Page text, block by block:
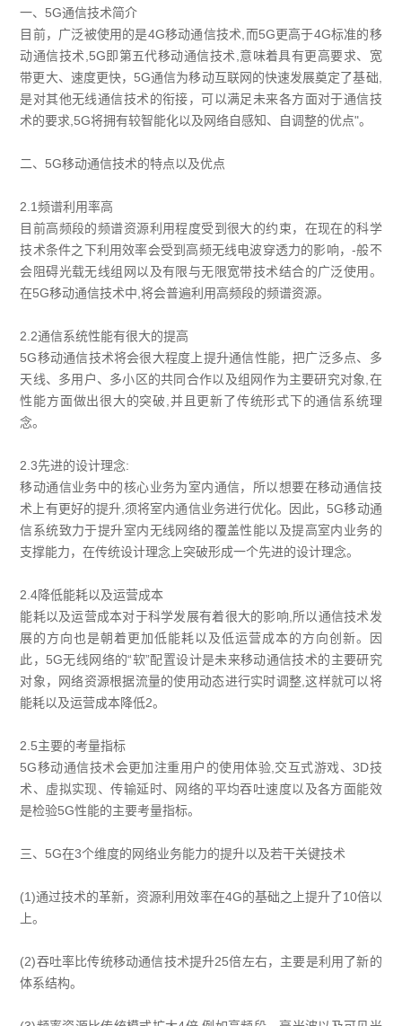
一、5G通信技术简介
目前，广泛被使用的是4G移动通信技术,而5G更高于4G标准的移
动通信技术,5G即第五代移动通信技术,意味着具有更高要求、宽
带更大、速度更快，5G通信为移动互联网的快速发展奠定了基础,
是对其他无线通信技术的衔接，可以满足未来各方面对于通信技
术的要求,5G将拥有较智能化以及网络自感知、自调整的优点"。
二、5G移动通信技术的特点以及优点
2.1频谱利用率高
目前高频段的频谱资源利用程度受到很大的约束，在现在的科学
技术条件之下利用效率会受到高频无线电波穿透力的影响，-般不
会阻碍光载无线组网以及有限与无限宽带技术结合的广泛使用。
在5G移动通信技术中,将会普遍利用高频段的频谱资源。
2.2通信系统性能有很大的提高
5G移动通信技术将会很大程度上提升通信性能，把广泛多点、多
天线、多用户、多小区的共同合作以及组网作为主要研究对象,在
性能方面做出很大的突破,并且更新了传统形式下的通信系统理
念。
2.3先进的设计理念:
移动通信业务中的核心业务为室内通信，所以想要在移动通信技
术上有更好的提升,须将室内通信业务进行优化。因此，5G移动通
信系统致力于提升室内无线网络的覆盖性能以及提高室内业务的
支撑能力，在传统设计理念上突破形成一个先进的设计理念。
2.4降低能耗以及运营成本
能耗以及运营成本对于科学发展有着很大的影响,所以通信技术发
展的方向也是朝着更加低能耗以及低运营成本的方向创新。因
此，5G无线网络的“软”配置设计是未来移动通信技术的主要研究
对象，网络资源根据流量的使用动态进行实时调整,这样就可以将
能耗以及运营成本降低2。
2.5主要的考量指标
5G移动通信技术会更加注重用户的使用体验,交互式游戏、3D技
术、虛拟实现、传输延时、网络的平均吞吐速度以及各方面能效
是检验5G性能的主要考量指标。
三、5G在3个维度的网络业务能力的提升以及若干关键技术
(1)通过技术的革新，资源利用效率在4G的基础之上提升了10倍以
上。
(2)吞吐率比传统移动通信技术提升25倍左右，主要是利用了新的
体系结构。